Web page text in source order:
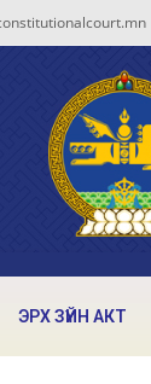
ЭРХ ЗҮЙН АКТ